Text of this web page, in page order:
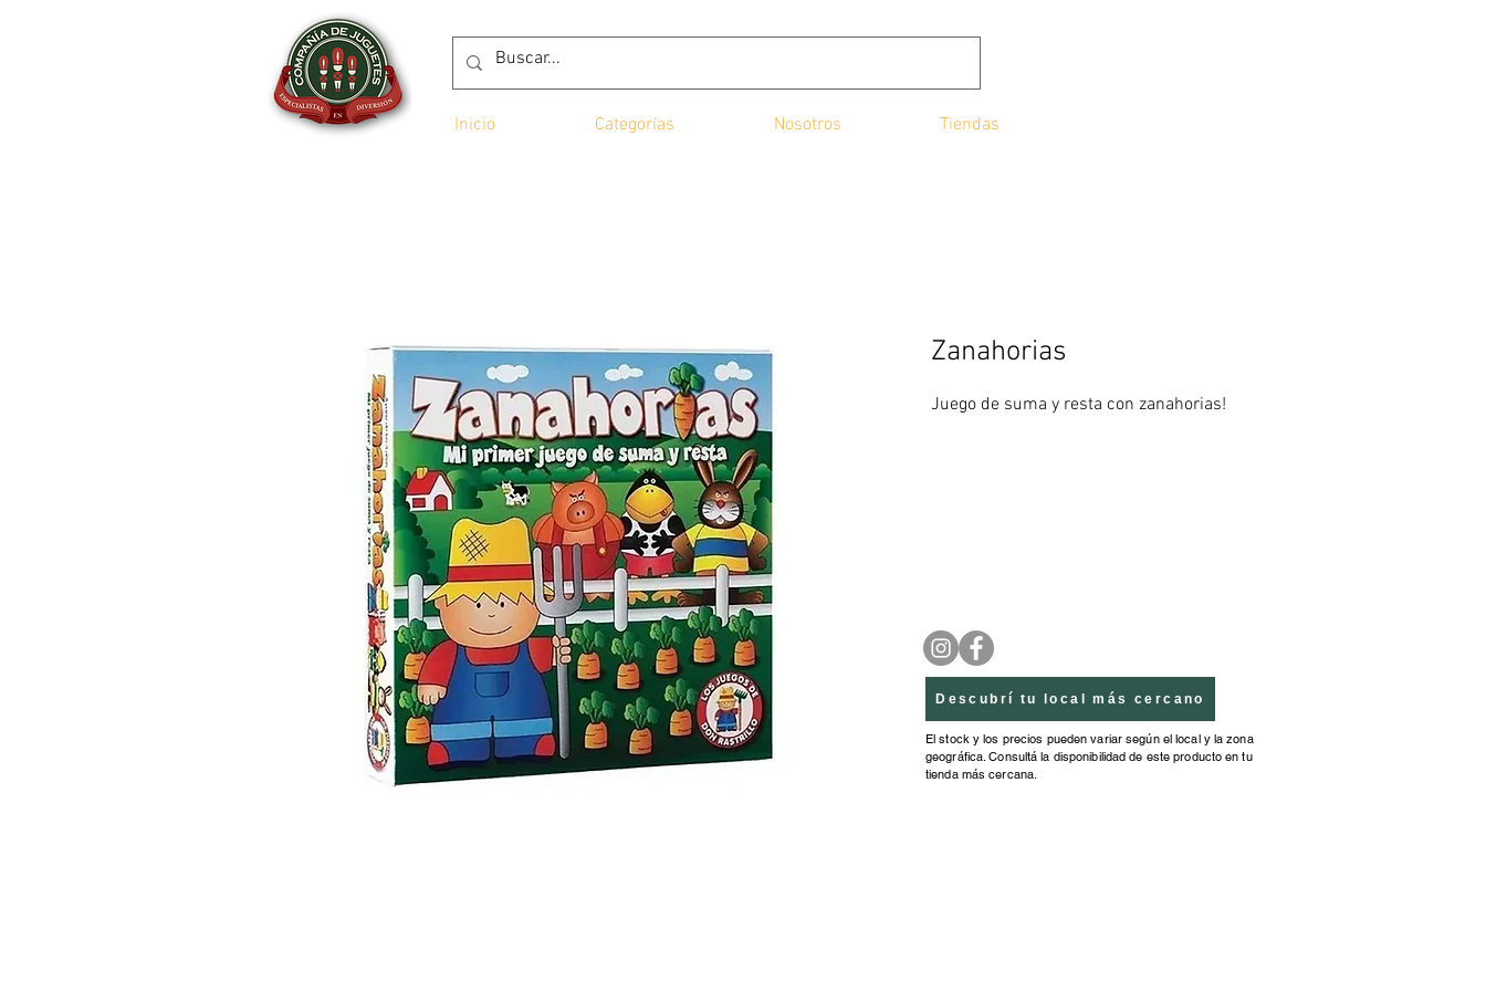
Inicio Categorías Nosotros Tiendas
Zanahorias
Juego de suma y resta con zanahorias!
Descubrí tu local más cercano
El stock y los precios pueden variar según el local y la zona
geográfica. Consultá la disponibilidad de este producto en tu
tienda más cercana.